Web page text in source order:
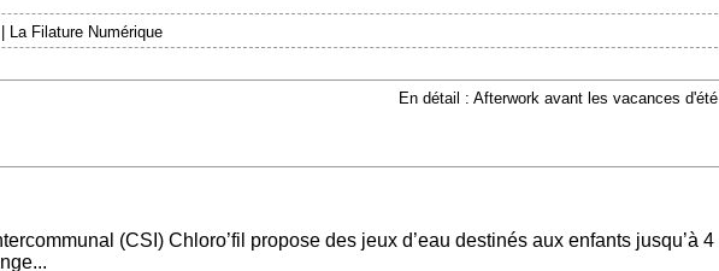
| La Filature Numérique
En détail : Afterwork avant les vacances d'été
(CSI) Chloro’fil propose des jeux d’eau destinés aux enfants jusqu’à 4